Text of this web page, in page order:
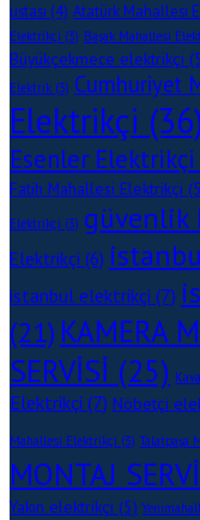
ustası (4) Atatürk Mahallesi
Elektrikçi (3) Başak Mahallesi
Büyükçekmece elektrikçi
Elektrik (3) Cumhuriyet
Elektrikçi
Esenler
Fatih Mahallesi Elektrikçi
Elektrikçi (3) güvenlik
Elektrikçi (6)
istanbul elektrikçi (7)
(21) KAMERA
SERVİSİ (25)
Elektrikçi (7) Nöbetçi
Mahallesi Elektrikçi (3) Talatpaşa
MONTAJ
Yakın elektrikçi (5)